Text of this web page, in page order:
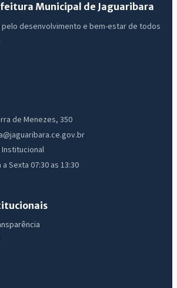
Municipal de Jaguaribara
pelo desenvolvimento e bem-estar de todos
de Menezes, 350
Institucional
Sexta 07:30 as 13:30
serviços, notícias, legislação, Diário Oficial,
ou transparência do município.